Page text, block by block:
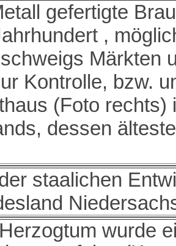
gefertigte
,
Märkten
Kontrolle, bzw.
(Foto
dessen
staalichen
wurde